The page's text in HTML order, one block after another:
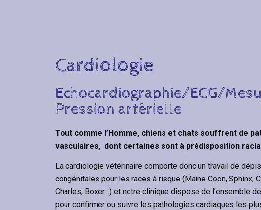
Cardiologie
Echocardiographie/ECG/
Pression artérielle
Tout comme l’Homme, chiens et chats souffrent de
vasculaires, dont certaines sont à prédisposition
La cardiologie vétérinaire comporte donc un travail de
congénitales pour les races à risque (Maine Coon, Sphinx,
Charles, Boxer…) et notre clinique dispose de l’ensemble
pour confirmer ou suivre les pathologies cardiaques les